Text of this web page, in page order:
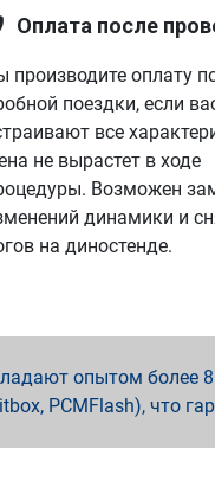
Оплата после
производите оплату
поездки, если
все
не вырастет в ходе
Возможен
динамики и
на диностенде.
опытом более
PCMFlash), что